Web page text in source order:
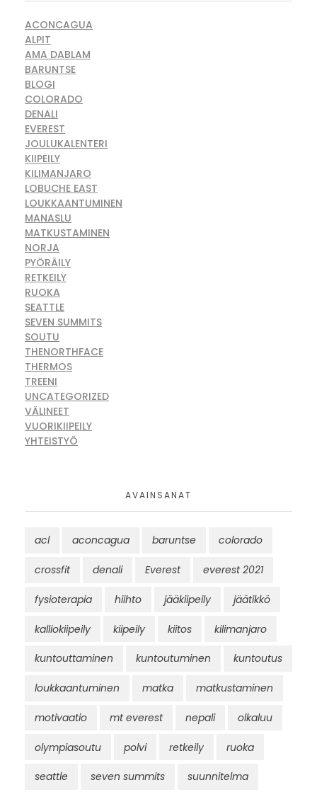
ACONCAGUA
ALPIT
AMA DABLAM
BARUNTSE
BLOGI
COLORADO
DENALI
EVEREST
JOULUKALENTERI
KIIPEILY
KILIMANJARO
LOBUCHE EAST
LOUKKAANTUMINEN
MANASLU
MATKUSTAMINEN
NORJA
PYÖRÄILY
RETKEILY
RUOKA
SEATTLE
SEVEN SUMMITS
SOUTU
THENORTHFACE
THERMOS
TREENI
UNCATEGORIZED
VÄLINEET
VUORIKIIPEILY
YHTEISTYÖ
AVAINSANAT
acl aconcagua baruntse colorado
crossfit denali Everest everest 2021
fysioterapia hiihto jääkiipeily jäätikkö
kalliokiipeily kiipeily kiitos kilimanjaro
kuntouttaminen kuntoutuminen kuntoutus
loukkaantuminen matka matkustaminen
motivaatio mt everest nepali olkaluu
olympiasoutu polvi retkeily ruoka
seattle seven summits suunnitelma